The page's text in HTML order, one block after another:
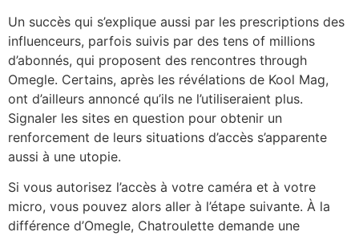
Un succès qui s’explique aussi par les prescriptions des
influenceurs, parfois suivis par des tens of millions
d’abonnés, qui proposent des rencontres through
Omegle. Certains, après les révélations de Kool Mag,
ont d’ailleurs annoncé qu’ils ne l’utiliseraient plus.
Signaler les sites en question pour obtenir un
renforcement de leurs situations d’accès s’apparente
aussi à une utopie.
Si vous autorisez l’accès à votre caméra et à votre
micro, vous pouvez alors aller à l’étape suivante. À la
différence d’Omegle, Chatroulette demande une